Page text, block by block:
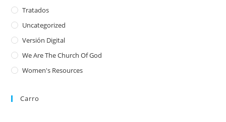
Tratados
Uncategorized
Versión Digital
We Are The Church Of God
Women's Resources
Carro